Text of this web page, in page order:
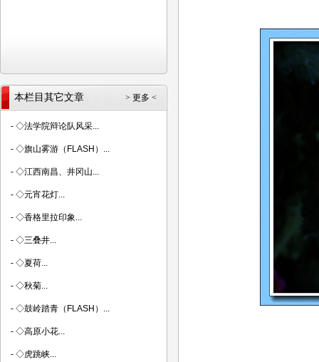
> 更多 <
本栏目其它文章
- ◇法学院辩论队风采...
- ◇旗山雾游（FLASH）...
- ◇江西南昌、井冈山...
- ◇元宵花灯...
- ◇香格里拉印象...
- ◇三叠井...
- ◇夏荷...
- ◇秋菊...
- ◇鼓岭踏青（FLASH）...
- ◇高原小花...
- ◇虎跳峡...